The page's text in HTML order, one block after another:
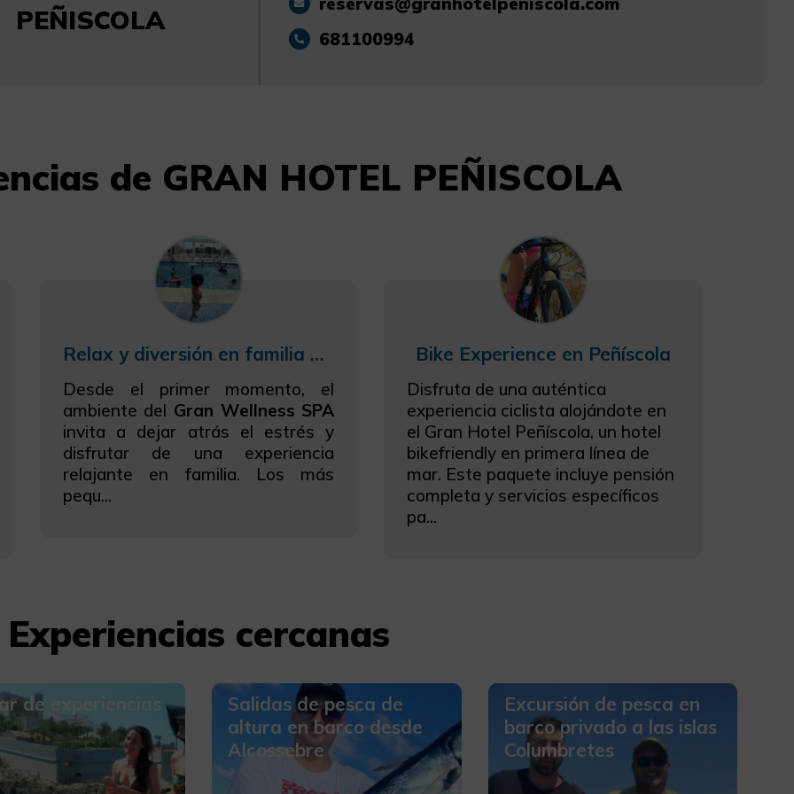
PEÑISCOLA
681100994
de GRAN HOTEL PEÑISCOLA
Relax y diversión en familia en el Gran Wellness Spa
Desde el primer momento, el
ambiente del Gran Wellness SPA
invita a dejar atrás el estrés y
disfrutar de una experiencia
relajante en familia. Los más
pequ...
Bike Experience en Peñíscola
Disfruta de una auténtica
experiencia ciclista alojándote en
el Gran Hotel Peñíscola, un hotel
bikefriendly en primera línea de
mar. Este paquete incluye pensión
completa y servicios específicos
pa...
Experiencias cercanas
de experiencias
Salidas de pesca de
altura en barco desde
Alcossebre
Excursión de pesca en
barco privado a las islas
Columbretes